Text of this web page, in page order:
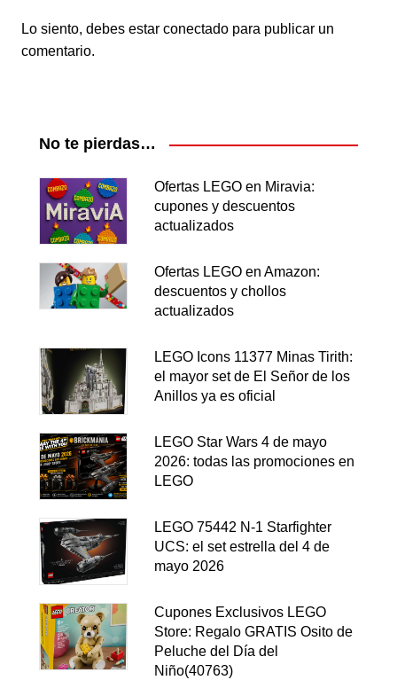
Lo siento, debes estar conectadopara publicar un
comentario.
No te pierdas…
Ofertas LEGO en Miravia:
cupones y descuentos
actualizados
Ofertas LEGO en Amazon:
descuentos y chollos
actualizados
LEGO Icons 11377 Minas Tirith:
el mayor set de El Señor de los
Anillos ya es oficial
LEGO Star Wars 4 de mayo
2026: todas las promociones en
LEGO
LEGO 75442 N-1 Starfighter
UCS: el set estrella del 4 de
mayo 2026
Cupones Exclusivos LEGO
Store: Regalo GRATIS Osito de
Peluche del Día del
Niño(40763)